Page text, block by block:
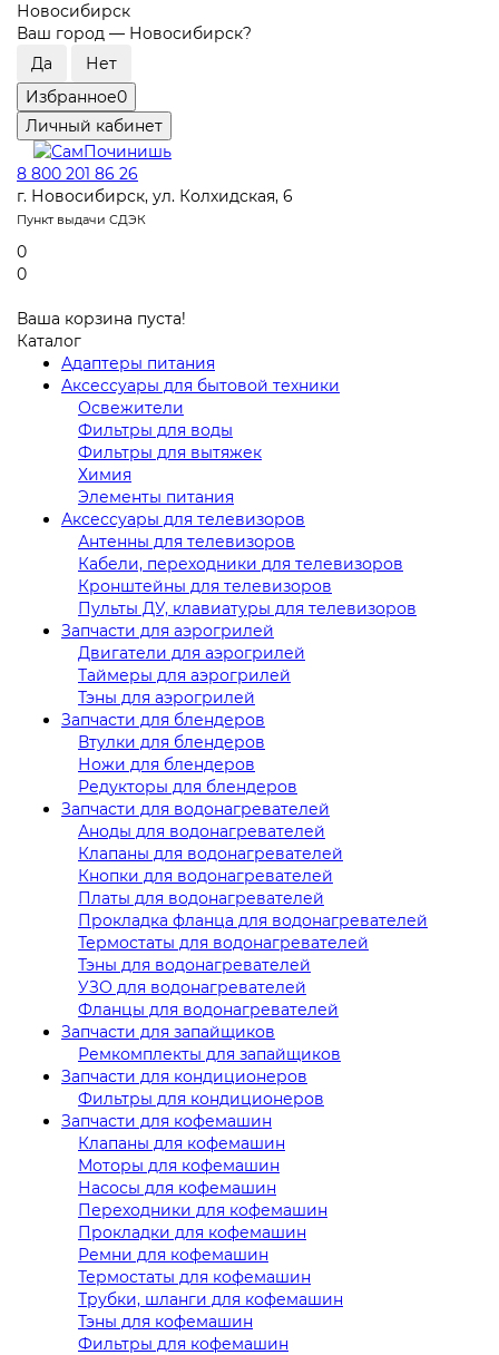
Новосибирск
Ваш город — Новосибирск?
Избранное0
Личный кабинет
8 800 201 86 26
г. Новосибирск, ул. Колхидская, 6
Пункт выдачи СДЭК
0
0
Ваша корзина пуста!
Каталог
Адаптеры питания
Аксессуары для бытовой техники
Освежители
Фильтры для воды
Фильтры для вытяжек
Химия
Элементы питания
Аксессуары для телевизоров
Антенны для телевизоров
Кабели, переходники для телевизоров
Кронштейны для телевизоров
Пульты ДУ, клавиатуры для телевизоров
Запчасти для аэрогрилей
Двигатели для аэрогрилей
Таймеры для аэрогрилей
Тэны для аэрогрилей
Запчасти для блендеров
Втулки для блендеров
Ножи для блендеров
Редукторы для блендеров
Запчасти для водонагревателей
Аноды для водонагревателей
Клапаны для водонагревателей
Кнопки для водонагревателей
Платы для водонагревателей
Прокладка фланца для водонагревателей
Термостаты для водонагревателей
Тэны для водонагревателей
УЗО для водонагревателей
Фланцы для водонагревателей
Запчасти для запайщиков
Ремкомплекты для запайщиков
Запчасти для кондиционеров
Фильтры для кондиционеров
Запчасти для кофемашин
Клапаны для кофемашин
Моторы для кофемашин
Насосы для кофемашин
Переходники для кофемашин
Прокладки для кофемашин
Ремни для кофемашин
Термостаты для кофемашин
Трубки, шланги для кофемашин
Тэны для кофемашин
Фильтры для кофемашин